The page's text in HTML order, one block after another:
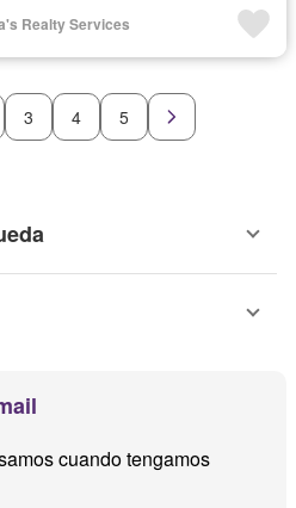
Realty Services
3 4 5
cuando tengamos